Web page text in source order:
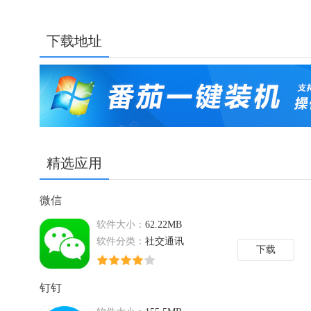
下载地址
精选应用
微信
软件大小： 62.22MB
软件分类： 社交通讯
下载
钉钉